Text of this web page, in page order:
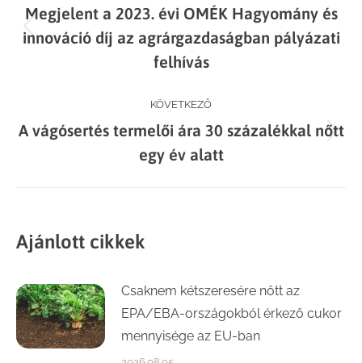
navigation
Previous
post:
Megjelent a 2023. évi OMÉK Hagyomány és
innováció díj az agrárgazdaságban pályázati
felhívás
KÖVETKEZŐ
Next
post:
A vágósertés termelői ára 30 százalékkal nőtt
egy év alatt
Ajánlott cikkek
Csaknem kétszeresére nőtt az
EPA/EBA-országokból érkező cukor
mennyisége az EU-ban